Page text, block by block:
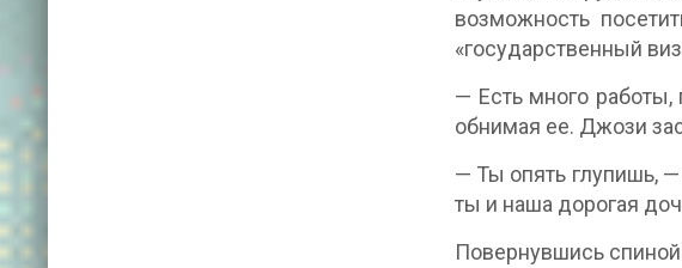
возможность
«государственный
— Есть много
обнимая ее. Джози
— Ты опять глупишь,
ты и наша дорогая
Повернувшись